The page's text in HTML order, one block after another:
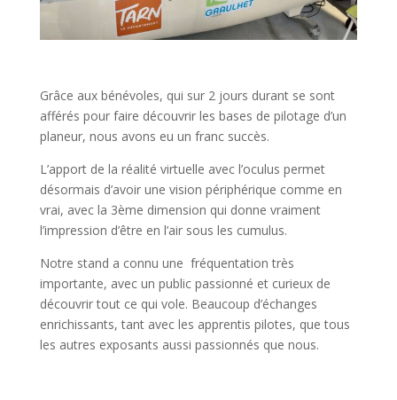
Grâce aux bénévoles, qui sur 2 jours durant se sont
afférés pour faire découvrir les bases de pilotage d’un
planeur, nous avons eu un franc succès.
L’apport de la réalité virtuelle avec l’oculus permet
désormais d’avoir une vision périphérique comme en
vrai, avec la 3ème dimension qui donne vraiment
l’impression d’être en l’air sous les cumulus.
Notre stand a connu une fréquentation très
importante, avec un public passionné et curieux de
découvrir tout ce qui vole. Beaucoup d’échanges
enrichissants, tant avec les apprentis pilotes, que tous
les autres exposants aussi passionnés que nous.